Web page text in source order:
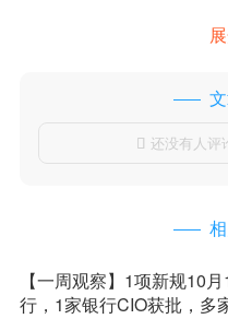
 还没有人评
【一周观察】1项新规10
行，1家银行CIO获批，多